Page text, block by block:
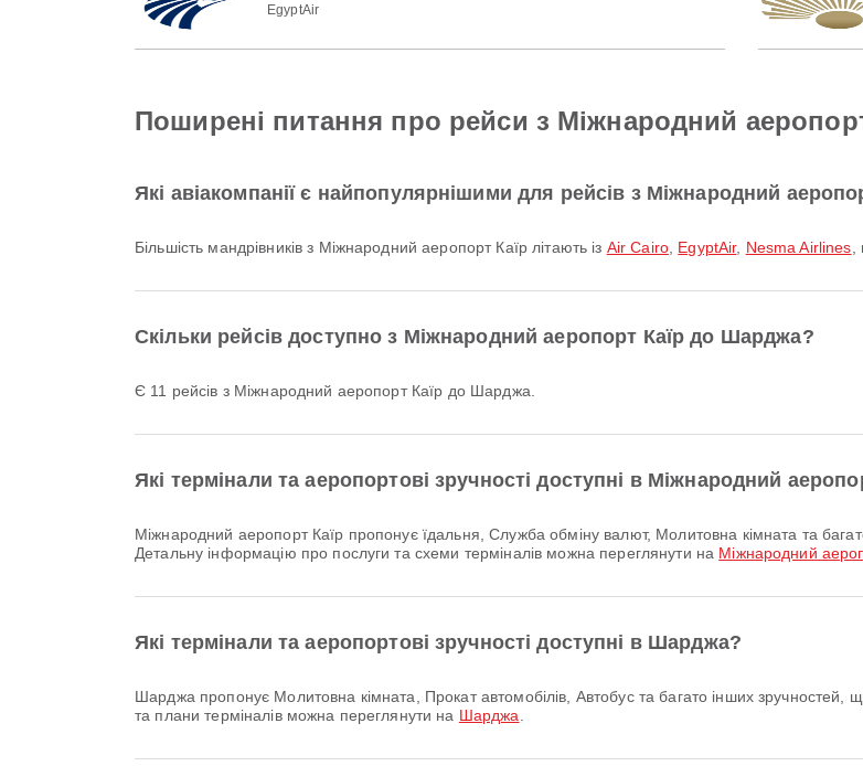
EgyptAir
Поширені питання про рейси з Міжнародний
Які авіакомпанії є найпопулярнішими для рейсів з Міжнародний
Більшість мандрівників з Міжнародний аеропорт Каїр літають із Air Cairo, EgyptAir, Nesma Airlines
Скільки рейсів доступно з Міжнародний аеропорт Каїр до Шарджа?
Є 11 рейсів з Міжнародний аеропорт Каїр до Шарджа.
Які термінали та аеропортові зручності доступні в Міжнародний
Міжнародний аеропорт Каїр пропонує їдальня, Служба обміну валют, Молитовна кімната та багато інших зручностей, щоб зробити вашу поїздку комфортнішою.
Детальну інформацію про послуги та схеми терміналів можна переглянути на Міжнародний
Які термінали та аеропортові зручності доступні в Шарджа?
Шарджа пропонує Молитовна кімната, Прокат автомобілів, Автобус та багато інших зручностей, щоб покращити вашу подорож. Детальну інформацію про послуги
та плани терміналів можна переглянути на Шарджа